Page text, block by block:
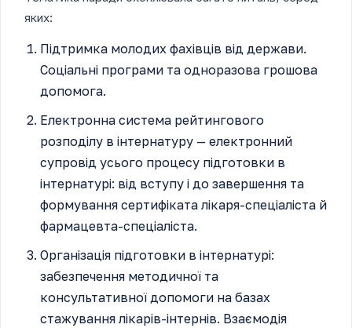
яких:
Підтримка молодих фахівців від держави.
Соціальні програми та одноразова грошова
допомога.
Електронна система рейтингового
розподілу в інтернатуру — електронний
супровід усього процесу підготовки в
інтернатурі: від вступу і до завершення та
формування сертифіката лікаря-спеціаліста й
фармацевта-спеціаліста.
Організація підготовки в інтернатурі:
забезпечення методичної та
консультативної допомоги на базах
стажування лікарів-інтернів. Взаємодія